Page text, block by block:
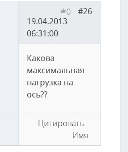
#26
0
19.04.2013
06:31:00
Какова
максимальная
нагрузка на
ось??
Цитировать
Имя